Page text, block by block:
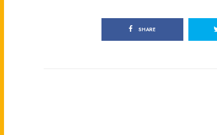
SHARE